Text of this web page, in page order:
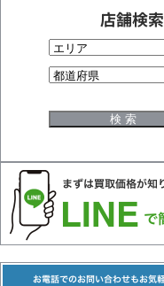
店舗検索